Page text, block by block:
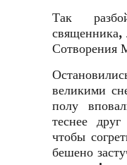
Так
священника,
Сотворения
великими
полу
теснее
чтобы
бешено